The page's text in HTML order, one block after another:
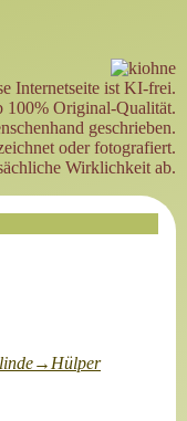
Internetseite ist KI-frei.
100% Original-Qualität.
geschrieben.
oder fotografiert.
Wirklichkeit ab.